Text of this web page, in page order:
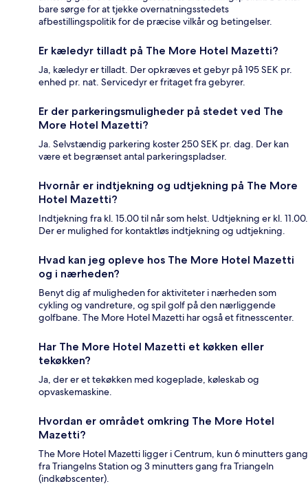
bare sørge for at tjekke overnatningsstedets
afbestillingspolitik for de præcise vilkår og betingelser.
Er kæledyr tilladt på The More Hotel Mazetti?
Ja, kæledyr er tilladt. Der opkræves et gebyr på 195 SEK pr.
enhed pr. nat. Servicedyr er fritaget fra gebyrer.
Er der parkeringsmuligheder på stedet ved The
More Hotel Mazetti?
Ja. Selvstændig parkering koster 250 SEK pr. dag. Der kan
være et begrænset antal parkeringspladser.
Hvornår er indtjekning og udtjekning på The More
Hotel Mazetti?
Indtjekning fra kl. 15.00 til når som helst. Udtjekning er kl. 11.00.
Der er mulighed for kontaktløs indtjekning og udtjekning.
Hvad kan jeg opleve hos The More Hotel Mazetti
og i nærheden?
Benyt dig af muligheden for aktiviteter i nærheden som
cykling og vandreture, og spil golf på den nærliggende
golfbane. The More Hotel Mazetti har også et fitnesscenter.
Har The More Hotel Mazetti et køkken eller
tekøkken?
Ja, der er et tekøkken med kogeplade, køleskab og
opvaskemaskine.
Hvordan er området omkring The More Hotel
Mazetti?
The More Hotel Mazetti ligger i Centrum, kun 6 minutters gang
fra Triangelns Station og 3 minutters gang fra Triangeln
(indkøbscenter).